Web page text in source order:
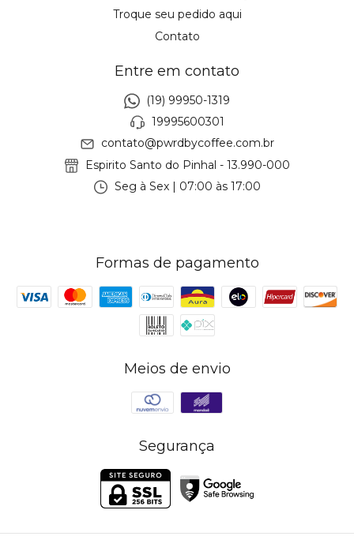
Troque seu pedido aqui
Contato
Entre em contato
(19) 99950-1319
19995600301
contato@pwrdbycoffee.com.br
Espirito Santo do Pinhal - 13.990-000
Seg à Sex | 07:00 às 17:00
Formas de pagamento
Meios de envio
Segurança